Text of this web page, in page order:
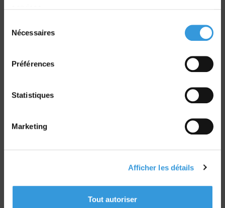
Nécessaires
Préférences
Statistiques
Marketing
Afficher les détails
Tout autoriser
Route de la Chapelle Réanville